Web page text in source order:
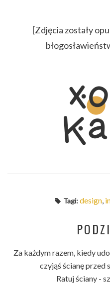
[Zdjęcia zostały
Tagi: design,
Za każdym razem, kiedy
czyjąś ścianę przed
Ratuj ściany -